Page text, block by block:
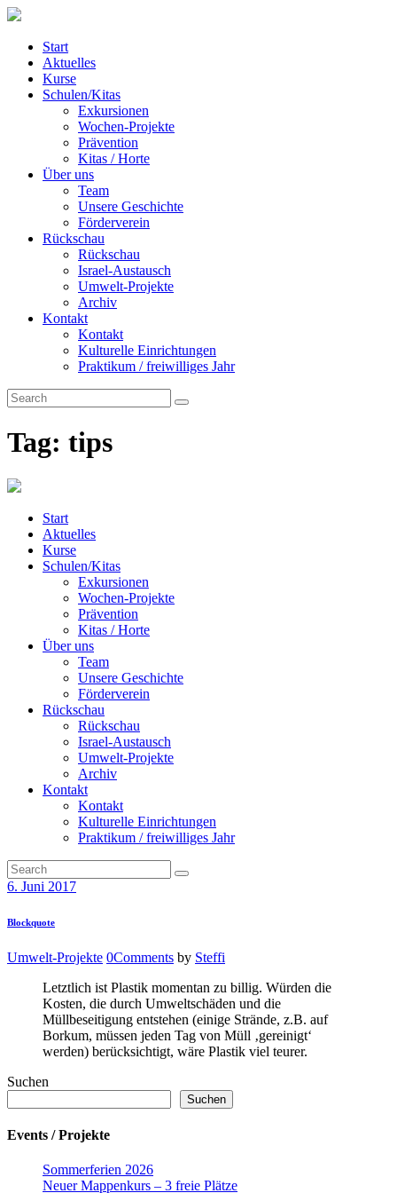
Start
Aktuelles
Kurse
Schulen/Kitas
Exkursionen
Wochen-Projekte
Prävention
Kitas / Horte
Über uns
Team
Unsere Geschichte
Förderverein
Rückschau
Rückschau
Israel-Austausch
Umwelt-Projekte
Archiv
Kontakt
Kontakt
Kulturelle Einrichtungen
Praktikum / freiwilliges Jahr
Tag: tips
Start
Aktuelles
Kurse
Schulen/Kitas
Exkursionen
Wochen-Projekte
Prävention
Kitas / Horte
Über uns
Team
Unsere Geschichte
Förderverein
Rückschau
Rückschau
Israel-Austausch
Umwelt-Projekte
Archiv
Kontakt
Kontakt
Kulturelle Einrichtungen
Praktikum / freiwilliges Jahr
6. Juni 2017
Blockquote
Umwelt-Projekte 0Comments by Steffi
Letztlich ist Plastik momentan zu billig. Würden die
Kosten, die durch Umweltschäden und die
Müllbeseitigung entstehen (einige Strände, z.B. auf
Borkum, müssen jeden Tag von Müll ‚gereinigt‘
werden) berücksichtigt, wäre Plastik viel teurer.
Suchen
Suchen
Events / Projekte
Sommerferien 2026
Neuer Mappenkurs – 3 freie Plätze